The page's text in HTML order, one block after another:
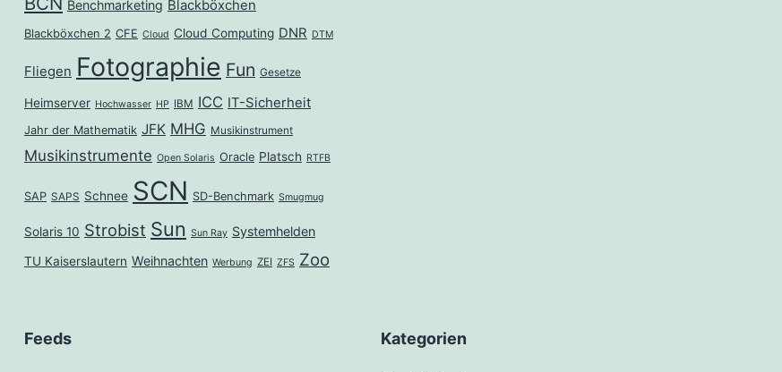
Benchmarketing Blackböxchen
Blackböxchen 2 CFE Cloud Cloud Computing DNR DTM
Fliegen Fotographie Fun Gesetze
Heimserver Hochwasser HP IBM ICC IT-Sicherheit
Jahr der Mathematik JFK MHG Musikinstrument
Musikinstrumente Open Solaris Oracle Platsch RTFB
SAP SAPS Schnee SCN SD-Benchmark Smugmug
Solaris 10 Strobist Sun Sun Ray Systemhelden
TU Kaiserslautern Weihnachten Werbung ZEI ZFS Zoo
Feeds Kategorien